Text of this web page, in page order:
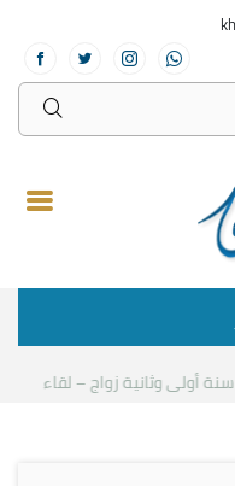
سنة أولى وثانية زواج – لقاء مع